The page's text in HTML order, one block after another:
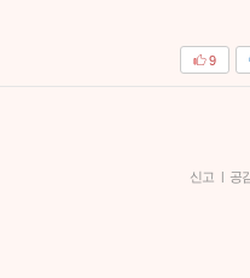
9
신고 | 공